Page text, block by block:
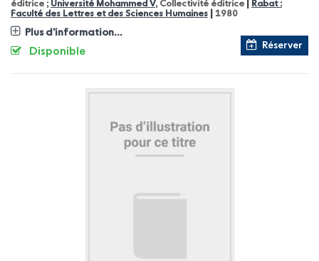
éditrice ; Université Mohammed V, Collectivité éditrice
Rabat :
Faculté des Lettres et des Sciences Humaines
1980
Plus d'information...
Réserver
Disponible